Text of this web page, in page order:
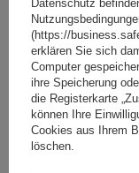
G3 Pacific
134,49 €inkl.
Große Menge
Datenschutz
(https://
erklären Sie sich
Computer
ihre Speicherung
die Registerkarte
können Ihre
Cookies aus Ihrem
löschen.